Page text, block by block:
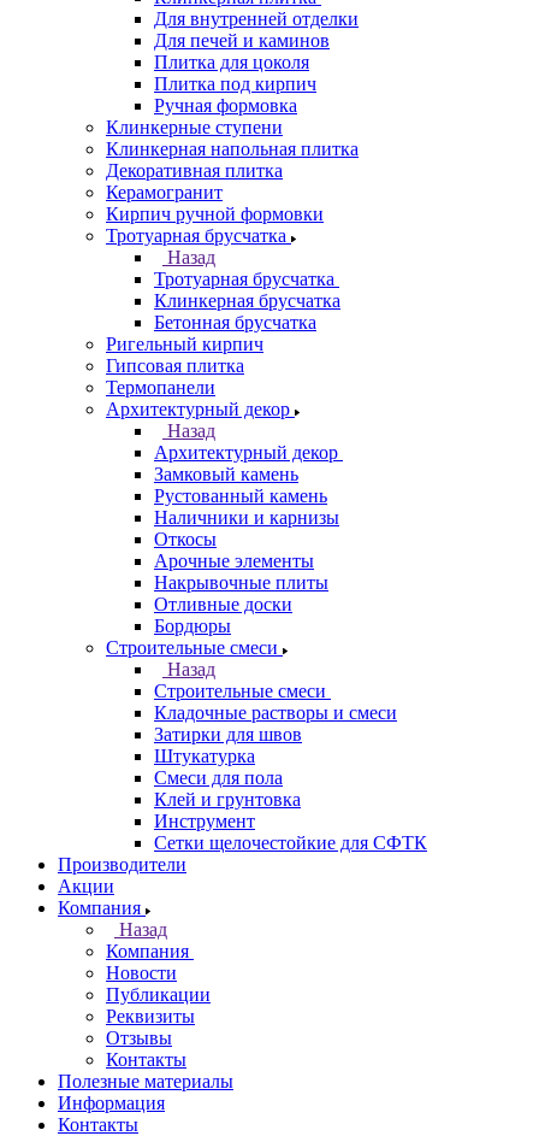
Для внутренней отделки
Для печей и каминов
Плитка для цоколя
Плитка под кирпич
Ручная формовка
Клинкерные ступени
Клинкерная напольная плитка
Декоративная плитка
Керамогранит
Кирпич ручной формовки
Тротуарная брусчатка
Назад
Тротуарная брусчатка
Клинкерная брусчатка
Бетонная брусчатка
Ригельный кирпич
Гипсовая плитка
Термопанели
Архитектурный декор
Назад
Архитектурный декор
Замковый камень
Рустованный камень
Наличники и карнизы
Откосы
Арочные элементы
Накрывочные плиты
Отливные доски
Бордюры
Строительные смеси
Назад
Строительные смеси
Кладочные растворы и смеси
Затирки для швов
Штукатурка
Смеси для пола
Клей и грунтовка
Инструмент
Сетки щелочестойкие для СФТК
Производители
Акции
Компания
Назад
Компания
Новости
Публикации
Реквизиты
Отзывы
Контакты
Полезные материалы
Информация
Контакты